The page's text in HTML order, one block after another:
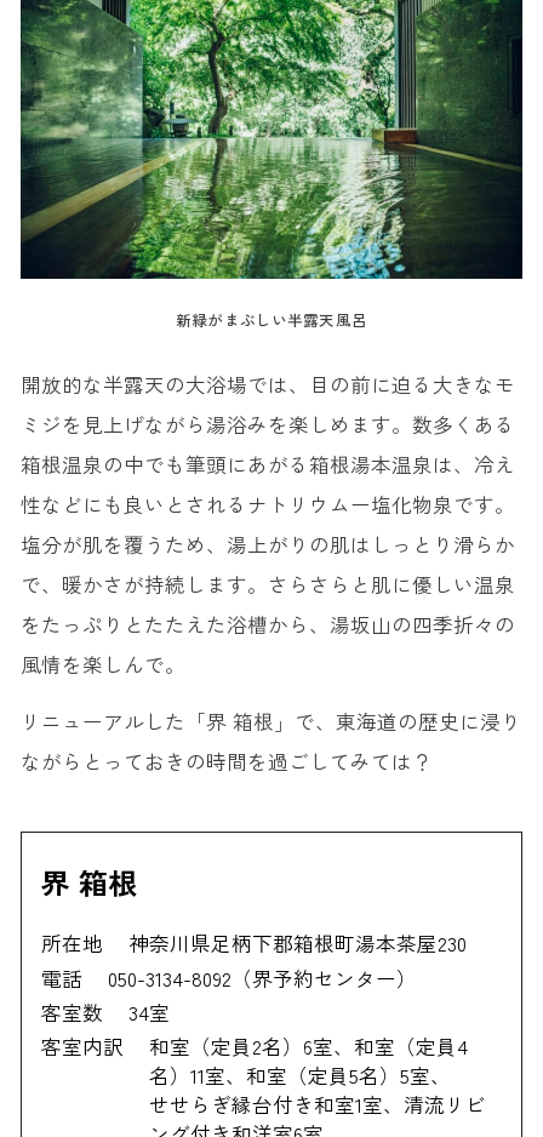
新緑がまぶしい半露天風呂
開放的な半露天の大浴場では、目の前に迫る大きなモ
ミジを見上げながら湯浴みを楽しめます。数多くある
箱根温泉の中でも筆頭にあがる箱根湯本温泉は、冷え
性などにも良いとされるナトリウムー塩化物泉です。
塩分が肌を覆うため、湯上がりの肌はしっとり滑らか
で、暖かさが持続します。さらさらと肌に優しい温泉
をたっぷりとたたえた浴槽から、湯坂山の四季折々の
風情を楽しんで。
リニューアルした「界 箱根」で、東海道の歴史に浸り
ながらとっておきの時間を過ごしてみては？
界 箱根
所在地
神奈川県足柄下郡箱根町湯本茶屋230
電話
050-3134-8092（界予約センター）
客室数
34室
客室内訳
和室（定員2名）6室、和室（定員4
名）11室、和室（定員5名）5室、
せせらぎ縁台付き和室1室、清流リビ